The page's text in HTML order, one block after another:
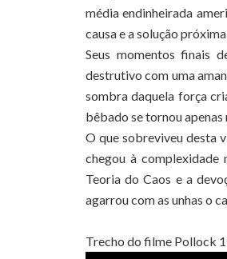
média endinheirada
causa e a solução
Seus momentos finais
destrutivo com uma
sombra daquela força
bêbado se tornou
O que sobreviveu desta
chegou à complexidade
Teoria do Caos e a
agarrou com as unhas o
Trecho do filme Pollock